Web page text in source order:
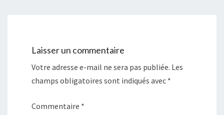
Laisser un commentaire
Votre adresse e-mail ne sera pas publiée. Les
champs obligatoires sont indiqués avec *
Commentaire *